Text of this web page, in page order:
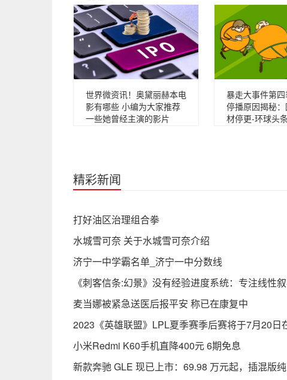
世界微资讯！奥黛丽赫本电
影有哪些 小编为大家推荐
一些她曾经主演的影片
暴走大事件第
停播原因揭秘
材停更-环球头
精彩新闻
打好油区治理组合拳
水城雪可奈 关于水城雪可奈介绍
济宁一中学霸名单_济宁一中分数线
《刺客信条:幻景》没有经验进度系统：专注线性
麦当娜被紧急送医后报平安 称已在康复中
2023《英雄联盟》LPL夏季赛季后赛将于7月20日
小米Redmi K60手机直降400元 6期免息
新款奔驰 GLE 现已上市：69.98 万元起，插混版